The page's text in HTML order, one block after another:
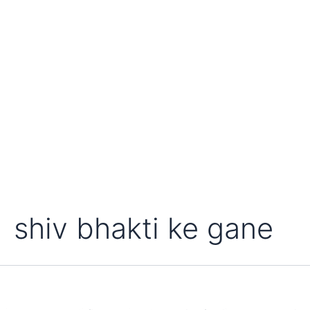
shiv bhakti ke gane